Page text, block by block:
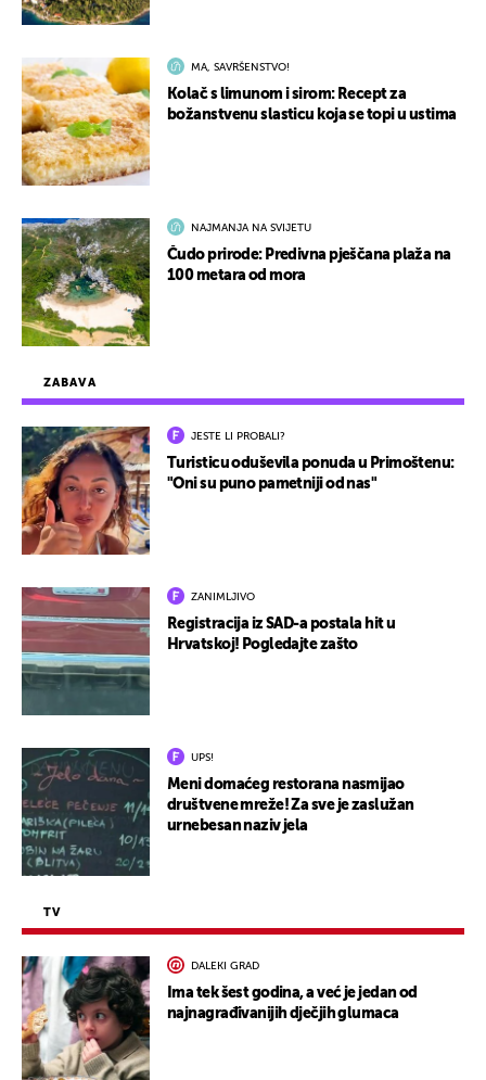
ZABAVA
JESTE LI PROBALI?
Turisticu oduševila ponuda u Primoštenu:
"Oni su puno pametniji od nas"
ZANIMLJIVO
Registracija iz SAD-a postala hit u
Hrvatskoj! Pogledajte zašto
UPS!
Meni domaćeg restorana nasmijao
društvene mreže! Za sve je zaslužan
urnebesan naziv jela
TV
DALEKI GRAD
Ima tek šest godina, a već je jedan od
najnagrađivanijih dječjih glumaca
MA, SAVRŠENSTVO!
Kolač s limunom i sirom: Recept za
božanstvenu slasticu koja se topi u ustima
NAJMANJA NA SVIJETU
Čudo prirode: Predivna pješčana plaža na
100 metara od mora